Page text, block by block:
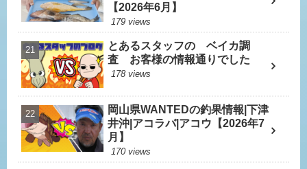
【2026年6月】
179 views
とあるスタッフの ベイカ調
査 お客様の情報通りでした
178 views
岡山県WANTEDの釣果情報|下津
井沖|アコラバ|アコウ【2026年7
月】
170 views